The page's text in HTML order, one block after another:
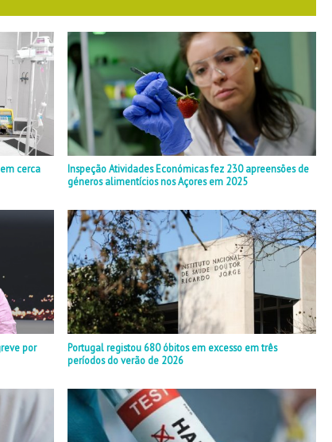
cerca
Inspeção Atividades Económicas fez 230 apreensões de
géneros alimentícios nos Açores em 2025
por
Portugal registou 680 óbitos em excesso em três
períodos do verão de 2026